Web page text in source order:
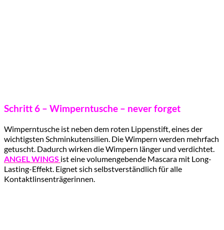
Schritt 6 – Wimperntusche – never forget
Wimperntusche ist neben dem roten Lippenstift, eines der
wichtigsten Schminkutensilien. Die Wimpern werden mehrfach
getuscht. Dadurch wirken die Wimpern länger und verdichtet.
ANGEL WINGS ist eine volumengebende Mascara mit Long-
Lasting-Effekt. Eignet sich selbstverständlich für alle
Kontaktlinsenträgerinnen.